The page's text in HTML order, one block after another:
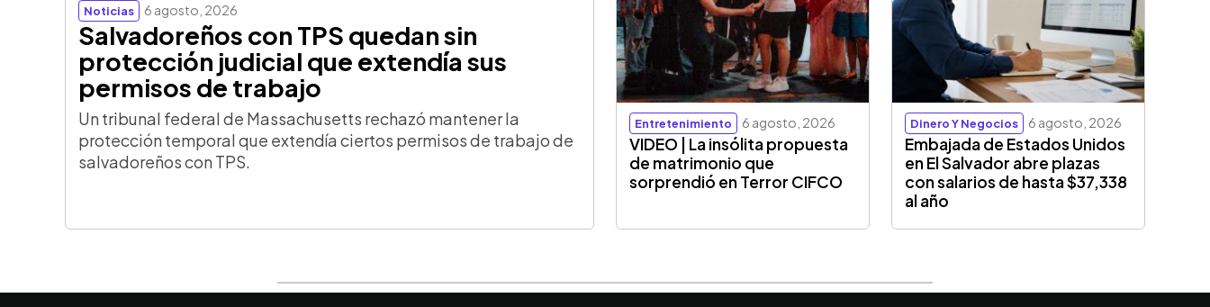
Noticias 6 agosto, 2026
Salvadoreños con TPS quedan sin
protección judicial que extendía sus
permisos de trabajo
Un tribunal federal de Massachusetts rechazó mantener la
protección temporal que extendía ciertos permisos de trabajo de
salvadoreños con TPS.
Entretenimiento 6 agosto, 2026
VIDEO | La insólita propuesta
de matrimonio que
sorprendió en Terror CIFCO
Dinero Y Negocios 6 agosto, 2026
Embajada de Estados Unidos
en El Salvador abre plazas
con salarios de hasta $37,338
al año